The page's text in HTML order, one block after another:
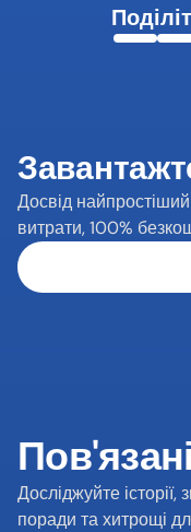
Досвід найпростіший
витрати, 100%
Досліджуйте історії,
поради та хитрощі